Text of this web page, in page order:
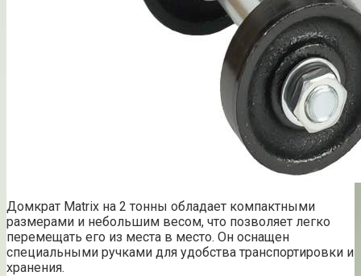
Домкрат Matrix на 2 тонны обладает компактными
размерами и небольшим весом, что позволяет легко
перемещать его из места в место. Он оснащен
специальными ручками для удобства транспортировки и
хранения.